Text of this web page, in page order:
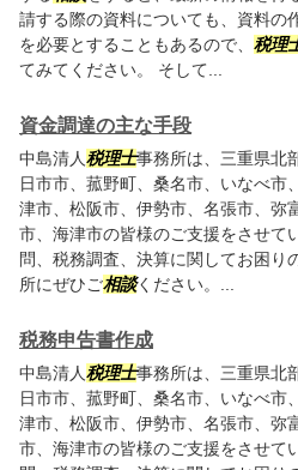
請する際の資料についても、資料の
を必要とすることもあるので、 税理
てみてください。 そして...
資金調達の主な手段
中島清人税理士事務所は、三重県北
日市市、菰野町、桑名市、いなべ市
津市、松阪市、伊勢市、名張市、弥
市、海津市の皆様のご支援をさせて
問、税務調査、決算に関してお困り
所にぜひご相談ください。...
税務申告書作成
中島清人税理士事務所は、三重県北
日市市、菰野町、桑名市、いなべ市
津市、松阪市、伊勢市、名張市、弥
市、海津市の皆様のご支援をさせて